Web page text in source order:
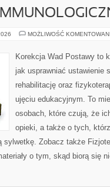
MOŻLIWOŚĆ
Korekcja Wad Postawy to
jak usprawniać ustawienie
rehabilitację oraz
ujęciu edukacyjnym. To
osobach, które czują, że
opieki, a także o tych,
sylwetkę. Zobacz także
o tym, skąd biorą się